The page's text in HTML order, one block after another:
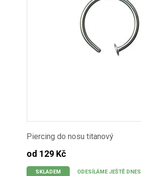
Piercing do nosu titanový
od 129 Kč
SKLADEM ODESÍLÁME JEŠTĚ DNES